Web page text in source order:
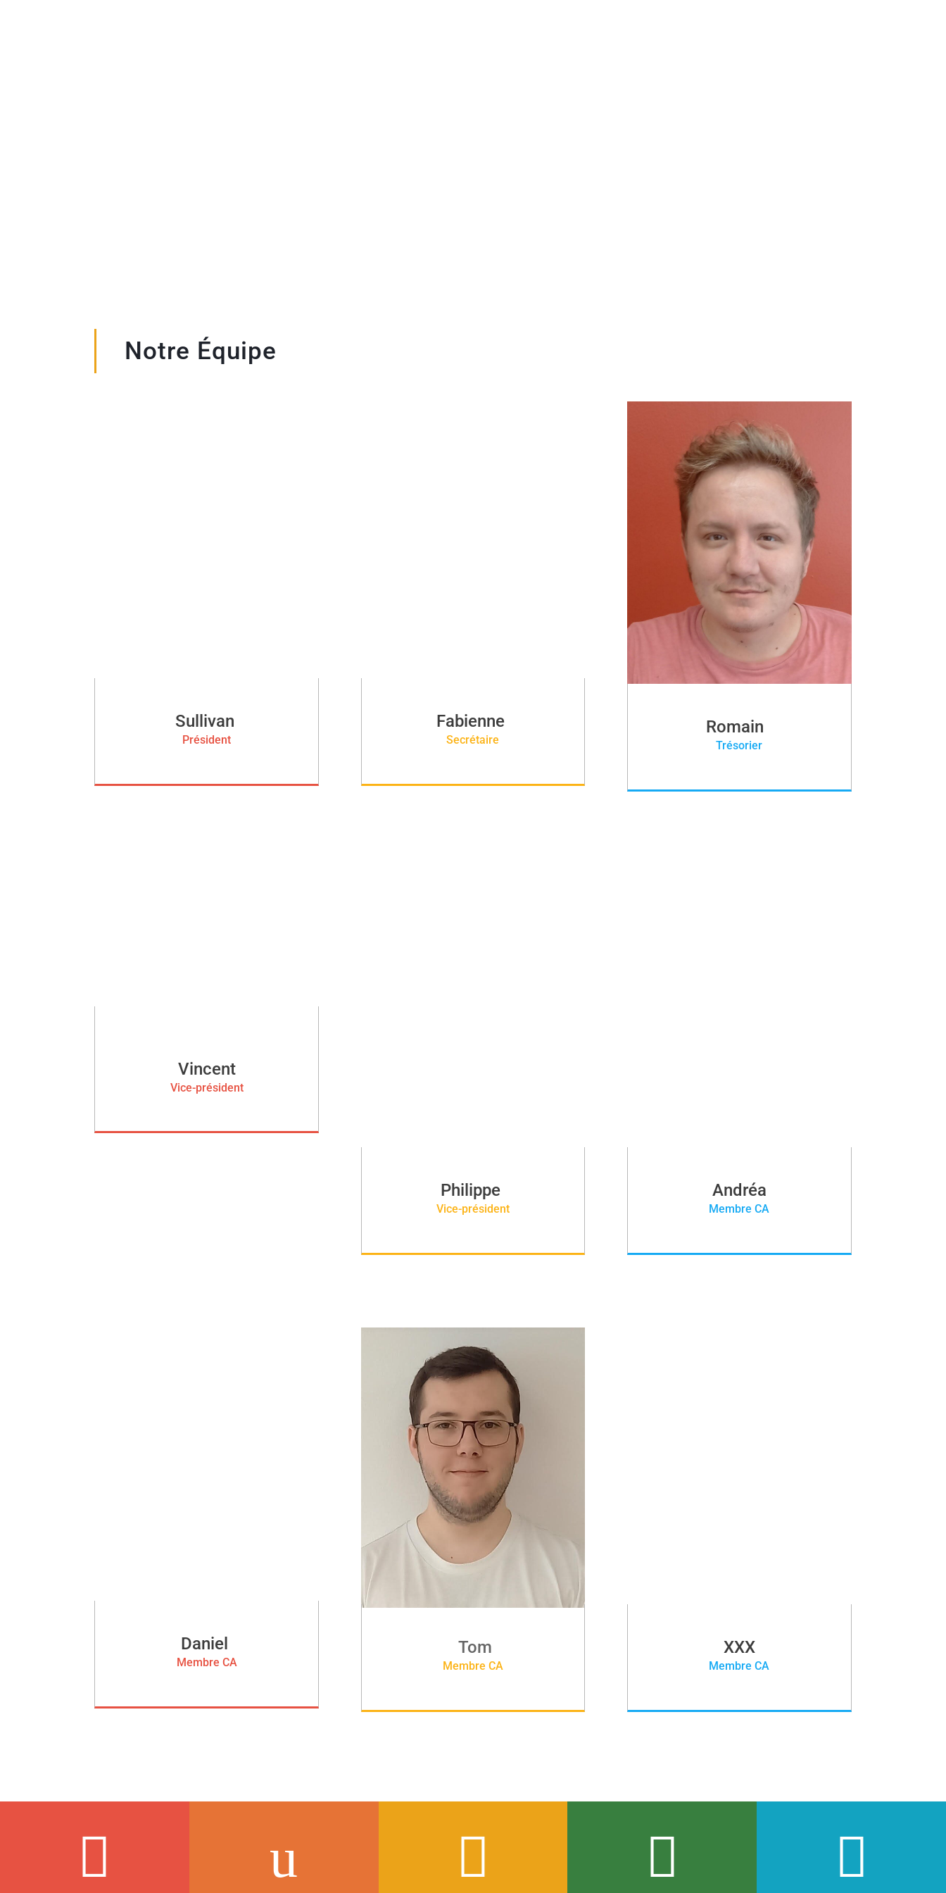
Notre Équipe
Sullivan
Président
Fabienne
Secrétaire
Romain
Trésorier
Vincent
Vice-président
Philippe
Vice-président
Andréa
Membre CA
Daniel
Membre CA
Tom
Membre CA
XXX
Membre CA
 u   